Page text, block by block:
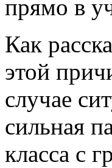
прямо в
Как
этой
случае
сильная
класса с